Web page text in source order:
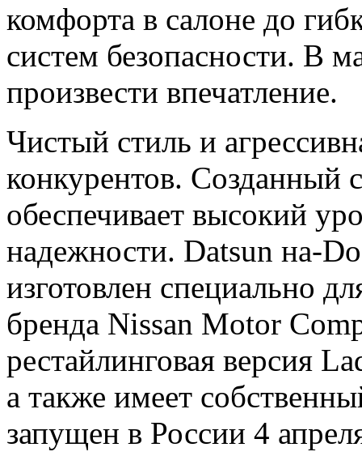
комфорта в салоне до
систем безопасности. В
произвести впечатление.
Чистый стиль и
конкурентов. Созданный
обеспечивает высокий
надежности. Datsun на-
изготовлен специально
бренда Nissan Motor
рестайлинговая версия
а также имеет
запущен в России 4